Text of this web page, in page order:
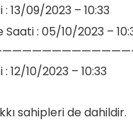
13/09/2023 – 10:33
Saati : 05/10/2023 –
12/10/2023 – 10:33
sahipleri de dahildir.